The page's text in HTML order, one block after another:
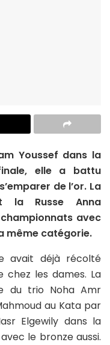
Youssef dans la
elle a battu
de l’or. La
la Russe Anna
avec
même catégorie.
avait déjà récolté
chez les dames. La
du trio Noha Amr
au Kata par
Elgewily dans la
le bronze aussi.